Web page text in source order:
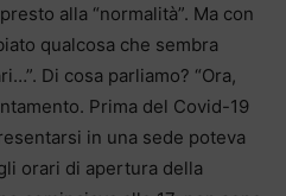
alla “normalità”. Ma con
qualcosa che sembra
Di cosa parliamo? “Ora,
Prima del Covid-19
in una sede poteva
orari di apertura della